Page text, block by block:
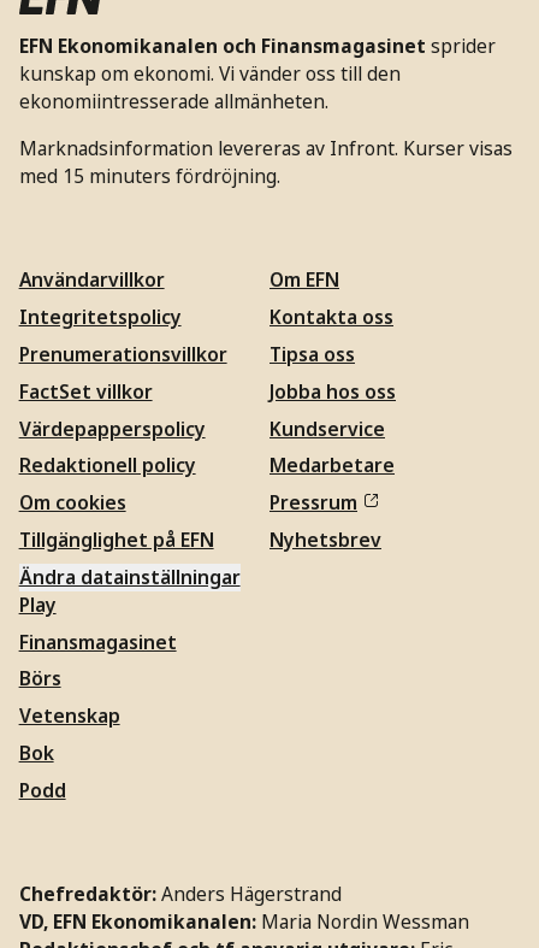
EFN Ekonomikanalen och Finansmagasinet sprider
kunskap om ekonomi. Vi vänder oss till den
ekonomiintresserade allmänheten.
Marknadsinformation levereras av Infront. Kurser visas
med 15 minuters fördröjning.
Användarvillkor
Integritetspolicy
Prenumerationsvillkor
FactSet villkor
Värdepapperspolicy
Redaktionell policy
Om cookies
Tillgänglighet på EFN
Ändra datainställningar
Om EFN
Kontakta oss
Tipsa oss
Jobba hos oss
Kundservice
Medarbetare
Pressrum
Nyhetsbrev
Play
Finansmagasinet
Börs
Vetenskap
Bok
Podd
Chefredaktör:Anders Hägerstrand
VD, EFN Ekonomikanalen: Maria Nordin Wessman